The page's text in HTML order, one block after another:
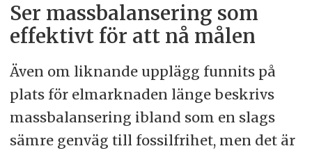
Ser massbalansering som
effektivt för att nå målen
Även om liknande upplägg funnits på
plats för elmarknaden länge beskrivs
massbalansering ibland som en slags
sämre genväg till fossilfrihet, men det är